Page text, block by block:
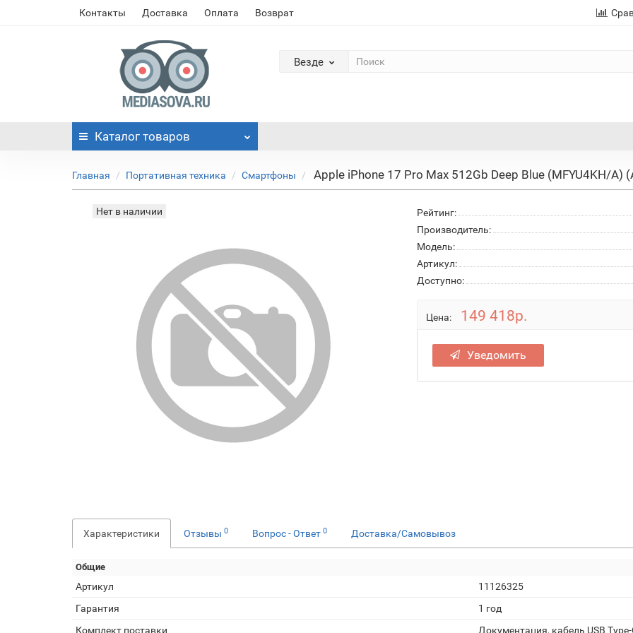
Контакты Доставка Оплата Возврат
Везде
Каталог товаров
Главная Портативная техника Смартфоны Apple iPhone 17 Pro Max 512Gb Deep Blue (MFYU4KH/
Нет в наличии
Рейтинг:
Производитель:
Модель:
Артикул:
Доступно:
Цена: 149 418р.
Уведомить
Характеристики Отзывы 0 Вопрос - Ответ 0 Доставка/Самовывоз
Общие
Артикул
11126325
Гарантия
1 год
Комплект поставки
Документация, кабель USB Type-